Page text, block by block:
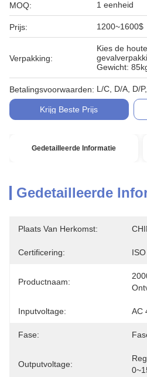
MOQ: 1 eenheid
Prijs: 1200~1600$
Verpakking:
Kies de
Gewicht:
Betalingsvoorwaarden: L/C, D/A, D/
Krijg Beste Prijs
Gedetailleerde Informatie
Gedetailleerde
Plaats Van Herkomst:
Certificering:
Productnaam:
Inputvoltage: AC
Fase:
Outputvoltage: